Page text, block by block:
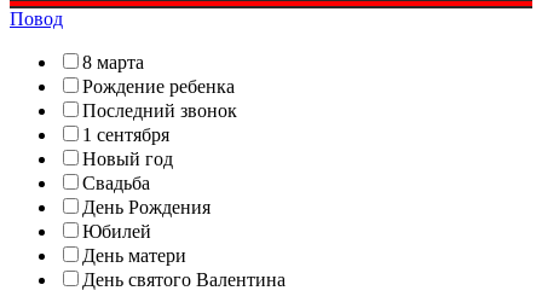
Повод
8 марта
Рождение ребенка
Последний звонок
1 сентября
Новый год
Свадьба
День Рождения
Юбилей
День матери
День святого Валентина